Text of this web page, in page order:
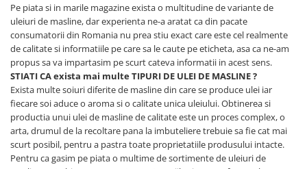
Pe piata si in marile magazine exista o multitudine de variante de
uleiuri de masline, dar experienta ne-a aratat ca din pacate
consumatorii din Romania nu prea stiu exact care este cel realmente
de calitate si informatiile pe care sa le caute pe eticheta, asa ca ne-am
propus sa va impartasim pe scurt cateva informatii in acest sens.
STIATI CA exista mai multe TIPURI DE ULEI DE MASLINE ?
Exista multe soiuri diferite de masline din care se produce ulei iar
fiecare soi aduce o aroma si o calitate unica uleiului. Obtinerea si
productia unui ulei de masline de calitate este un proces complex, o
arta, drumul de la recoltare pana la imbuteliere trebuie sa fie cat mai
scurt posibil, pentru a pastra toate proprietatiile produsului intacte.
Pentru ca gasim pe piata o multime de sortimente de uleiuri de